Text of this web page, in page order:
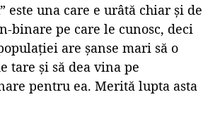
este una care e urâtă chiar și de
binare pe care le cunosc, deci
are șanse mari să o
tare și să dea vina pe
pentru ea. Merită lupta asta